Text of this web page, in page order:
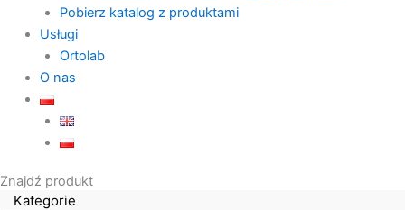
Pobierz katalog z produktami
Usługi
Ortolab
O nas
Znajdź produkt
Kategorie